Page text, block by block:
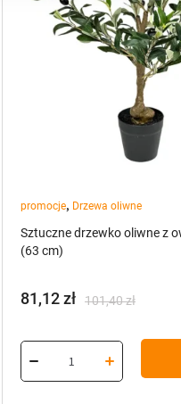
promocje, Drzewa oliwne
Sztuczne drzewko oliwne z
(63 cm)
101,40zł
cena
wynosiła:
101,40 zł.
81,12zł
cena
wynosi:
81,12 zł.